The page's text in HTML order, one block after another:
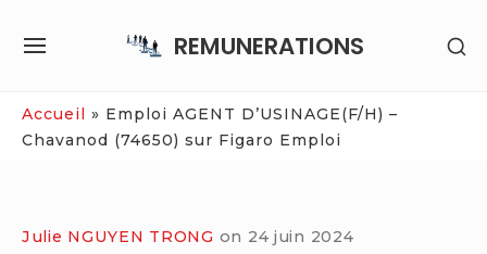
REMUNERATIONS
SITE
Accueil » Emploi AGENT D’USINAGE(F/H) –
Chavanod (74650) sur Figaro Emploi
Julie NGUYEN TRONG on 24 juin 2024